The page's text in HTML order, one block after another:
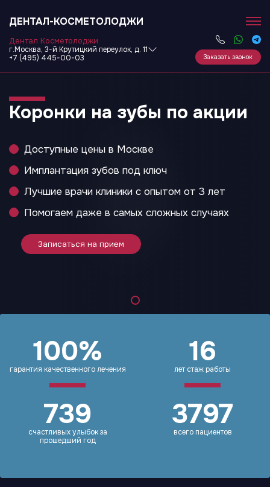
ДЕНТАЛ-КОСМЕТОЛОДЖИ
Дентал Косметолоджи
г.Москва, 3-й Крутицкий переулок, д. 11
+7 (495) 445-00-03
Заказать звонок
Коронки на зубы по акции
Доступные цены в Москве
Имплантация зубов под ключ
Лучшие врачи клиники с опытом от 3 лет
Помогаем даже в самых сложных случаях
Записаться на прием
100%
гарантия качественного лечения
16
лет стаж работы
739
счастливых улыбок за
прошедший год
3797
всего пациентов